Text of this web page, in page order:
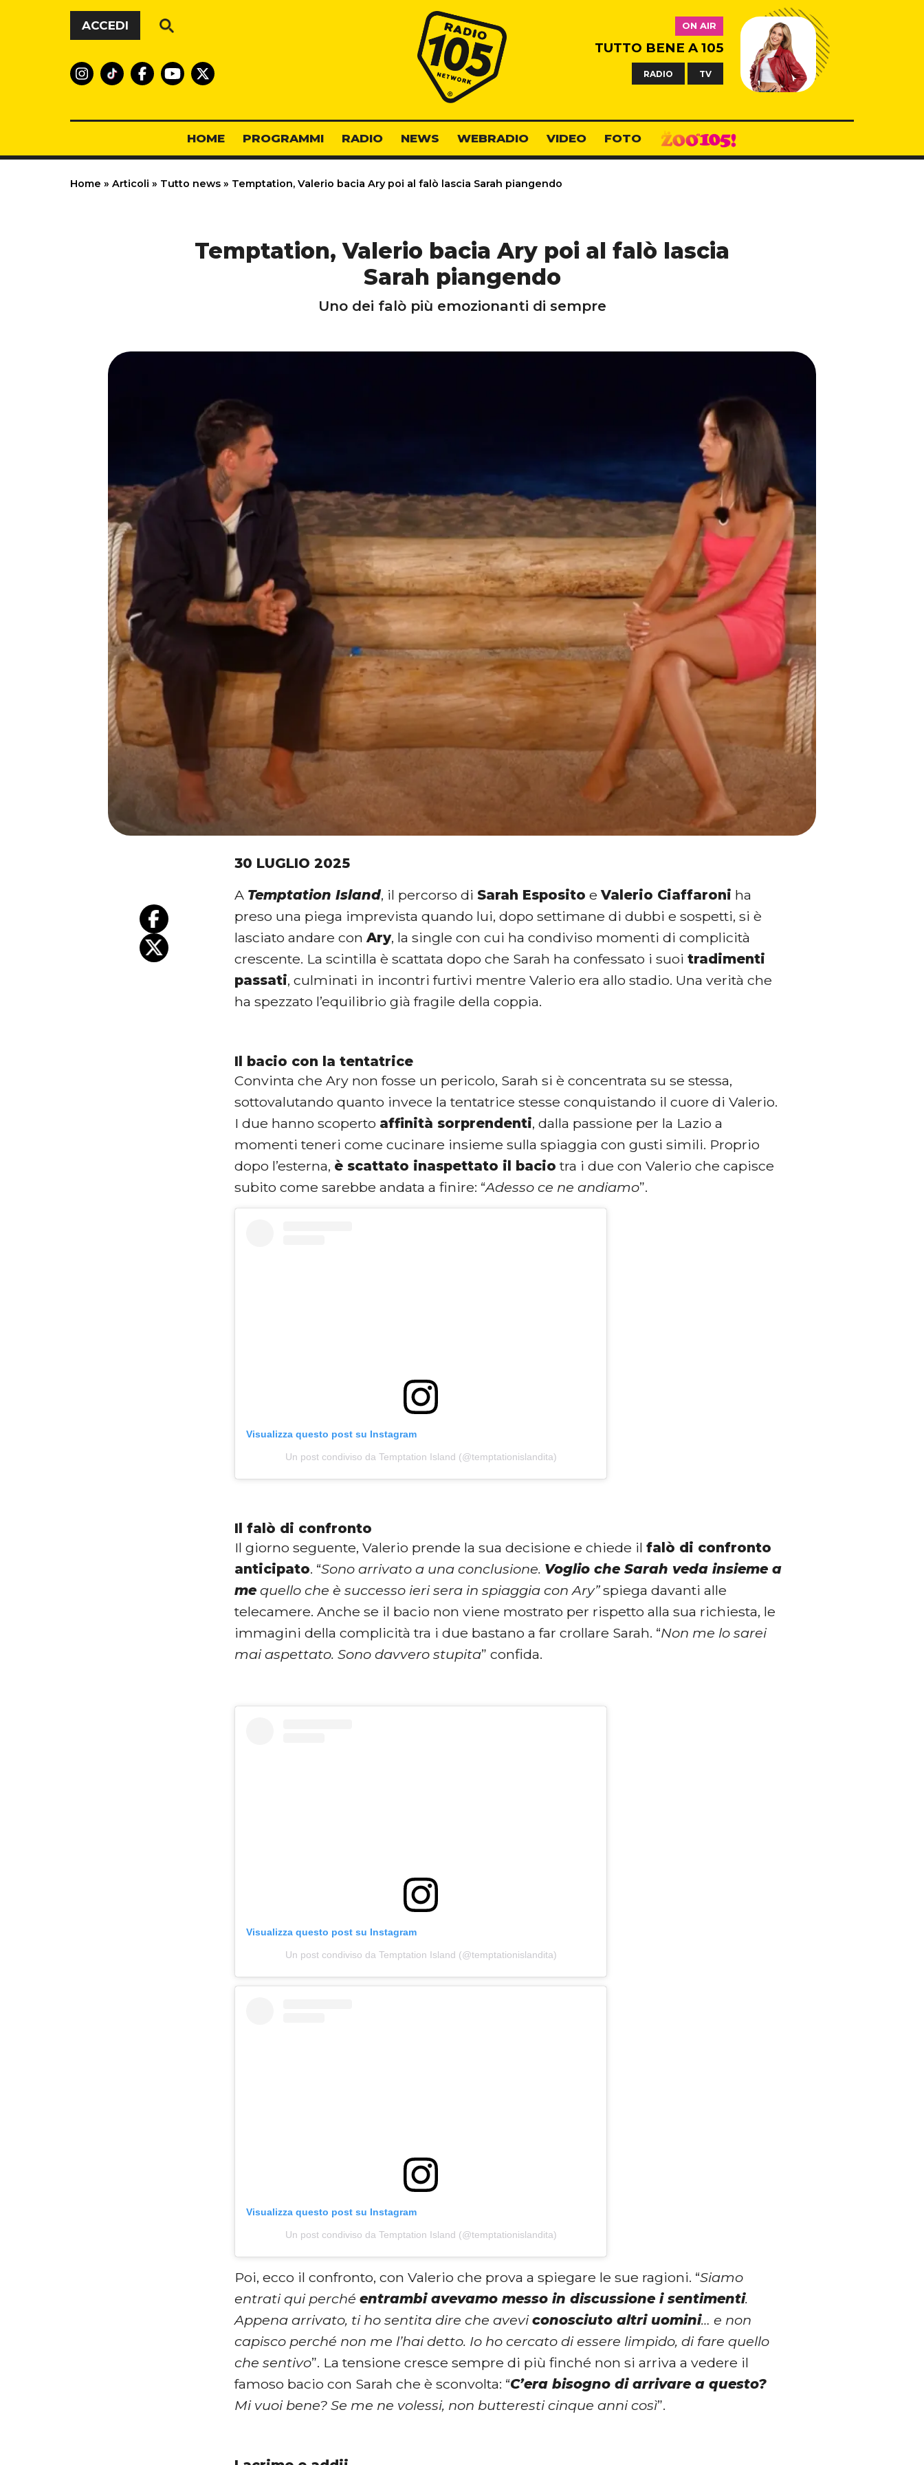
Vai al contenuto
ACCEDI
Radio 105
ON AIR
TUTTO BENE A 105
RADIO TV
HOME PROGRAMMI RADIO NEWS WEBRADIO VIDEO FOTO
Home » Articoli » Tutto news » Temptation, Valerio bacia Ary poi al falò lascia Sarah piangendo
Temptation, Valerio bacia Ary poi al falò lascia
Sarah piangendo
Uno dei falò più emozionanti di sempre
30 LUGLIO 2025
A Temptation Island, il percorso di Sarah Esposito eValerio Ciaffaroni ha
preso una piega imprevista quando lui, dopo settimane di dubbi e sospetti, si è
lasciato andare conAry, la single con cui ha condiviso momenti di complicità
crescente. La scintilla è scattata dopo che Sarah ha confessato i suoitradimenti
passati, culminati in incontri furtivi mentre Valerio era allo stadio. Una verità che
ha spezzato l’equilibrio già fragile della coppia.
Il bacio con la tentatrice
Convinta che Ary non fosse un pericolo, Sarah si è concentrata su se stessa,
sottovalutando quanto invece la tentatrice stesse conquistando il cuore di Valerio.
I due hanno scoperto affinità sorprendenti, dalla passione per la Lazio a
momenti teneri come cucinare insieme sulla spiaggia con gusti simili. Proprio
dopo l’esterna, è scattato inaspettato il bacio tra i due con Valerio che capisce
subito come sarebbe andata a finire: “Adesso ce ne andiamo”.
Visualizza questo post su Instagram
Un post condiviso da Temptation Island (@temptationislandita)
Il falò di confronto
Il giorno seguente, Valerio prende la sua decisione e chiede ilfalò di confronto
anticipato. “Sono arrivato a una conclusione. Voglio che Sarah veda insieme a
me quello che è successo ieri sera in spiaggia con Ary”spiega davanti alle
telecamere. Anche se il bacio non viene mostrato per rispetto alla sua richiesta, le
immagini della complicità tra i due bastano a far crollare Sarah. “Non me lo sarei
mai aspettato. Sono davvero stupita” confida.
Visualizza questo post su Instagram
Un post condiviso da Temptation Island (@temptationislandita)
Visualizza questo post su Instagram
Un post condiviso da Temptation Island (@temptationislandita)
Poi, ecco il confronto, con Valerio che prova a spiegare le sue ragioni. “Siamo
entrati qui perchéentrambi avevamo messo in discussione i sentimenti.
Appena arrivato, ti ho sentita dire che aveviconosciuto altri uomini… e non
capisco perché non me l’hai detto. Io ho cercato di essere limpido, di fare quello
che sentivo”. La tensione cresce sempre di più finché non si arriva a vedere il
famoso bacio con Sarah che è sconvolta: “C’era bisogno di arrivare a questo?
Mi vuoi bene? Se me ne volessi, non butteresti cinque anni così”.